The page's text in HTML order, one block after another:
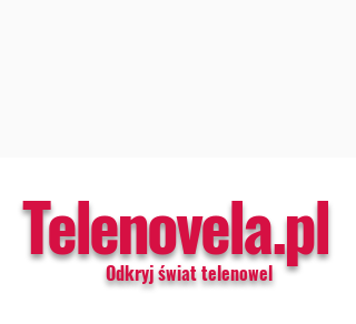
Telenovela.pl
Odkryj świat telenowel